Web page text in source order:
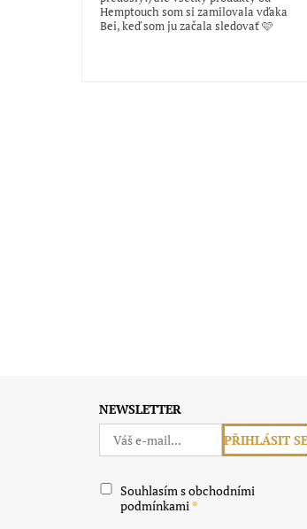
Hemptouch som si zamilovala vďaka
Bei, keď som ju začala sledovať 🩷
NEWSLETTER
Souhlasím s obchodními
podmínkami